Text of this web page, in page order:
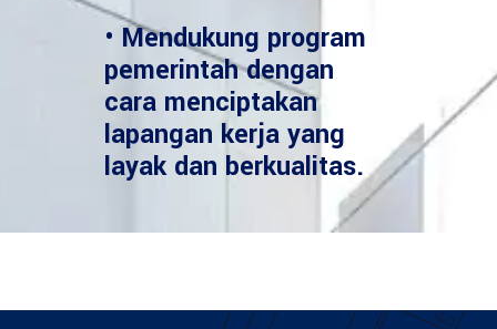
• Mendukung program
pemerintah dengan
cara menciptakan
lapangan kerja yang
layak dan berkualitas.